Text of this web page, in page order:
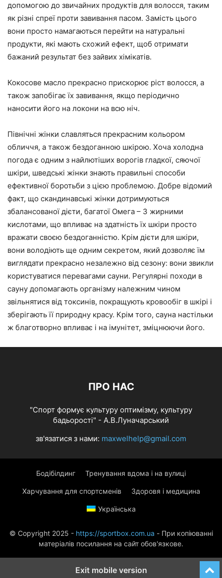
допомогою до звичайних продуктів для волосся, таким
як різні спреї проти завивання пасом. Замість цього
вони просто намагаються перейти на натуральні
продукти, які мають схожий ефект, щоб отримати
бажаний результат без зайвих хімікатів.
Кокосове масло прекрасно прискорює ріст волосся, а
також запобігає їх завивання, якщо періодично
наносити його на локони на всю ніч.
Північні жінки славляться прекрасним кольором
обличчя, а також бездоганною шкірою. Хоча холодна
погода є одним з найлютіших ворогів гладкої, сяючої
шкіри, шведські жінки знають правильні способи
ефективної боротьби з цією проблемою. Добре відомий
факт, що скандинавські жінки дотримуються
збалансованої дієти, багатої Омега – 3 жирними
кислотами, що впливає на здатність їх шкіри просто
вражати своєю бездоганністю. Крім дієти для шкіри,
вони володіють ще одним секретом, який дозволяє їм
виглядати прекрасно незалежно від сезону: вони звикли
користуватися перевагами сауни. Регулярні походи в
сауну допомагають організму належним чином
звільнятися від токсинів, покращують кровообіг в шкірі і
зберігають її природну красу. Крім того, сауна настільки
ж благотворно впливає і на імунітет, зміцнюючи його.
ПРО НАС
"Спорт формує культуру оптимізму, культуру
бадьорості" - А.В.Луначарський
зв'язатися з нами: maxwelhelp@gmail.com
Бодібілдинг Тренування вдома і на вулиці
Харчування для спортсменів Здоровя і медицина
Українська
© Copyright 2025 - https://sportbox.com.ua - При копіюванні
матеріалів посилання на сайт обов'язкове.
Exit mobile version